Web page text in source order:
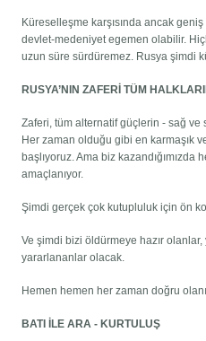
Küreselleşme karşısında ancak
devlet-medeniyet egemen olabilir.
uzun süre sürdüremez. Rusya şimdi
RUSYA’NIN ZAFERİ TÜM
Zaferi, tüm alternatif güçlerin - sağ ve
Her zaman olduğu gibi en karmaşık
başlıyoruz. Ama biz kazandığımızda
amaçlanıyor.
Şimdi gerçek çok kutupluluk için ön
Ve şimdi bizi öldürmeye hazır olanlar,
yararlananlar olacak.
Hemen hemen her zaman doğru
BATI İLE ARA - KURTULUŞ